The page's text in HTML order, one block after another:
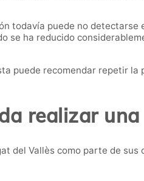
todavía puede no detectarse
se ha reducido
puede recomendar repetir
realizar
del Vallès como parte de